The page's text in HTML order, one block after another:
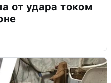
от удара током